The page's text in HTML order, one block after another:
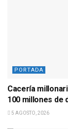
PORTADA
Cacería
100 millones de
5 AGOSTO, 2026